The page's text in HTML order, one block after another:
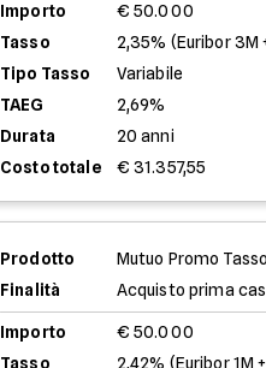
Importo
€ 50.000
Tasso
2,35% (Euribor 3M
Tipo Tasso
Variabile
TAEG
2,69%
Durata
20 anni
Costo totale
€ 31.357,55
Prodotto
Mutuo Promo
Finalità
Acquisto prima
Importo
€ 50.000
Tasso
2,42% (Euribor 1M